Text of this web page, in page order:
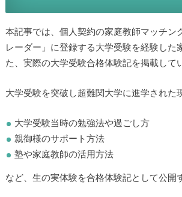
本記事では、個人契約の家庭教師マッチン
レーダー」に登録する大学受験を経験した
た、実際の大学受験合格体験記を掲載して
大学受験を突破し超難関大学に進学された
大学受験当時の勉強法や過ごし方
親御様のサポート方法
塾や家庭教師の活用方法
など、生の実体験を合格体験記として公開